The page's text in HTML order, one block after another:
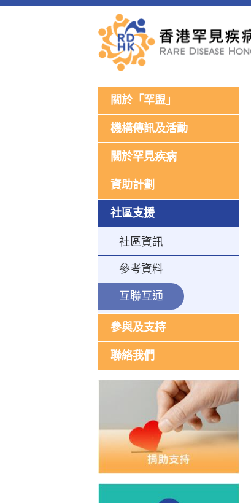
關於「罕盟」
機構傳訊及活動
關於罕見疾病
資助計劃
社區支援
社區資訊
參考資料
互聯互通
參與及支持
聯絡我們